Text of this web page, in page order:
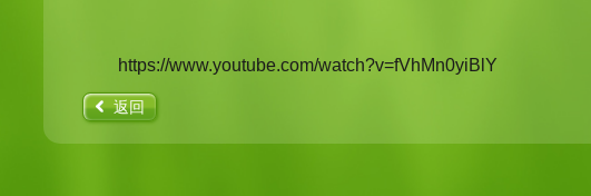
https://www.youtube.com/watch?v=fVhMn0yiBlY
返回